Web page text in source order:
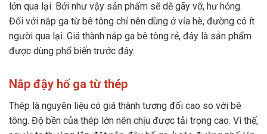
lớn qua lại. Bởi như vậy sản phẩm sẽ dễ gãy vỡ, hư hỏng.
Đối với nắp ga từ bê tông chỉ nên dùng ở vỉa hè, đường có ít
người qua lại. Giá thành nắp ga bê tông rẻ, đây là sản phẩm
được dùng phổ biến trước đây.
Nắp đậy hố ga từ thép
Thép là nguyên liệu có giá thành tương đối cao so với bê
tông. Độ bền của thép lớn nên chịu được tải trọng cao. Vì thế,